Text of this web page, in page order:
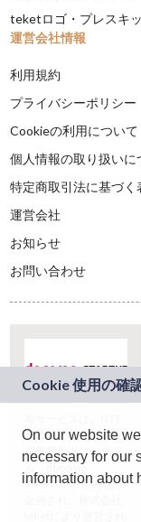
teketロゴ・プレスキ
運営会社情報
利用規約
プライバシーポリシー
Cookieの利用について
個人情報の取り扱いに
特定商取引法に基づく
運営会社
お知らせ
お問い合わせ
ドコモグループの新
規事業創出プログラ
ム「docomo
STARTUP」を通じて
On our website
necessary for our
information about